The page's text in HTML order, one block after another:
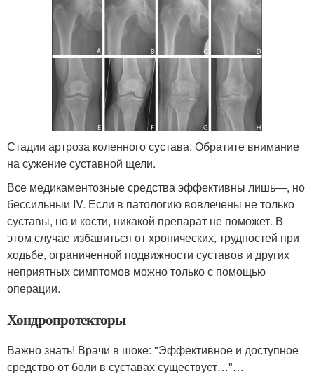
Стадии артроза коленного сустава. Обратите внимание
на сужение суставной щели.
Все медикаментозные средства эффективны лишь—, но
бессильныи IV. Если в патологию вовлечены не только
суставы, но и кости, никакой препарат не поможет. В
этом случае избавиться от хронических, трудностей при
ходьбе, ограниченной подвижности суставов и других
неприятных симптомов можно только с помощью
операции.
Хондропротекторы
Важно знать! Врачи в шоке: "Эффективное и доступное
средство от боли в суставах существует…"…